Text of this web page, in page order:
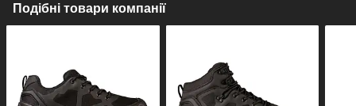
Подібні товари компанії